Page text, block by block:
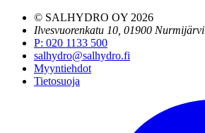
© SALHYDRO OY 2026
Ilvesvuorenkatu 10, 01900 Nurmijärvi
P: 020 1133 500
salhydro@salhydro.fi
Myyntiehdot
Tietosuoja